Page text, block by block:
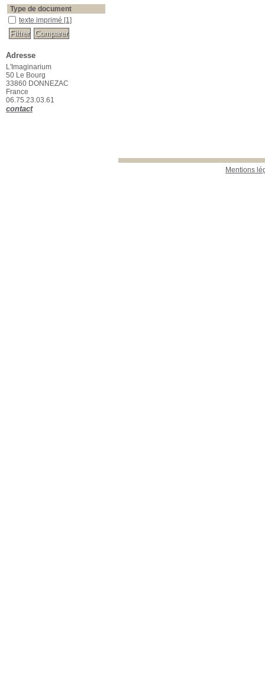
Mentions
Type de document
texte imprimé [1]
Adresse
L'Imaginarium
50 Le Bourg
33860 DONNEZAC
France
06.75.23.03.61
contact